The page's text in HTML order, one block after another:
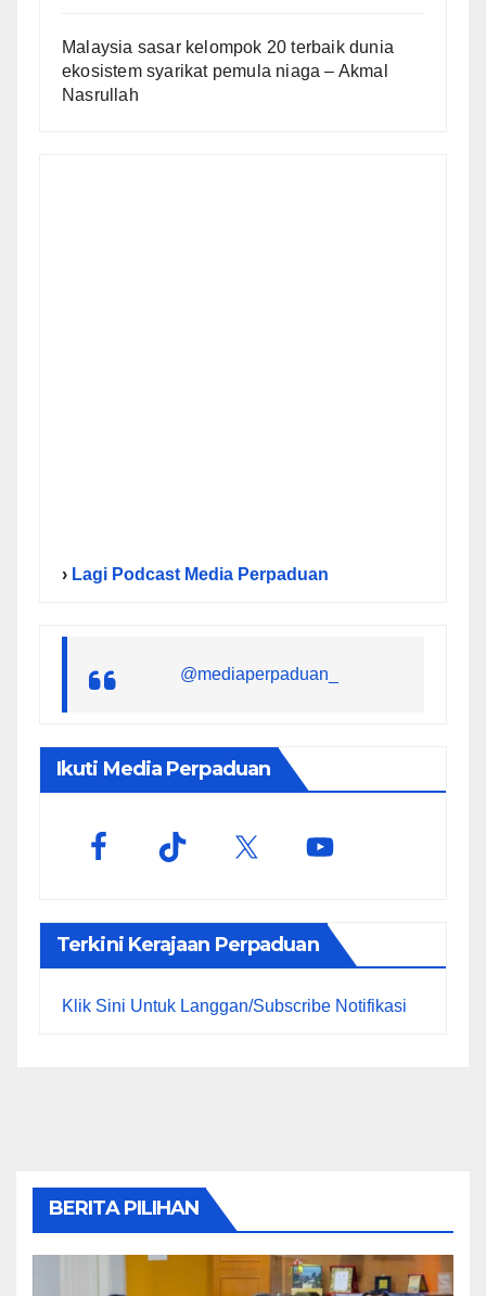
Malaysia sasar kelompok 20 terbaik dunia
ekosistem syarikat pemula niaga – Akmal
Nasrullah
› Lagi Podcast Media Perpaduan
@mediaperpaduan_
Ikuti Media Perpaduan
Terkini Kerajaan Perpaduan
Klik Sini Untuk Langgan/Subscribe Notifikasi
BERITA PILIHAN